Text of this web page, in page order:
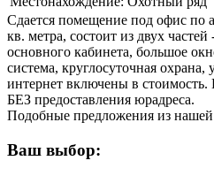
Сдается помещение под офис по
кв. метра, состоит из двух
основного кабинета, большое
система, круглосуточная
интернет включены в
БЕЗ предоставления юрадреса.
Подобные предложения из
Ваш выбор: